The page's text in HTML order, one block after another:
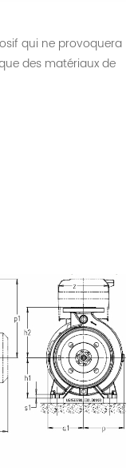
qui ne provoquera
des matériaux de